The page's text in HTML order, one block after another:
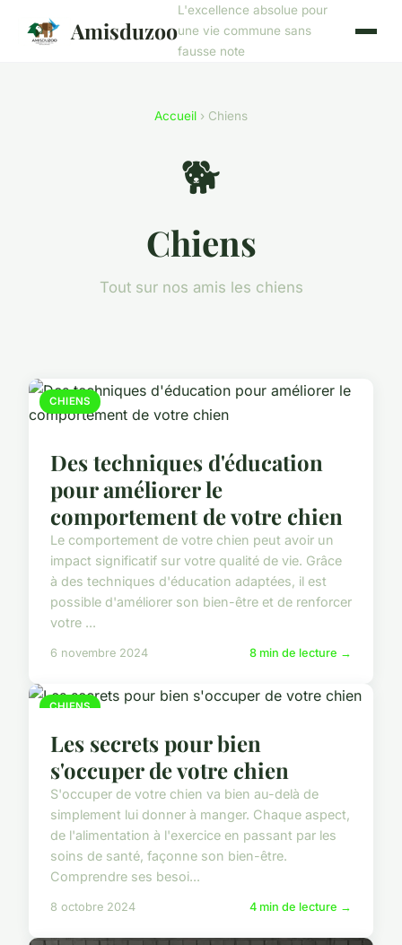
Amisduzoo
L'excellence absolue pour
une vie commune sans
fausse note
Accueil › Chiens
🐕
Chiens
Tout sur nos amis les chiens
CHIENS
Des techniques d'éducation
pour améliorer le
comportement de votre chien
Le comportement de votre chien peut avoir un
impact significatif sur votre qualité de vie. Grâce
à des techniques d'éducation adaptées, il est
possible d'améliorer son bien-être et de renforcer
votre ...
6 novembre 2024 8 min de lecture →
CHIENS
Les secrets pour bien
s'occuper de votre chien
S'occuper de votre chien va bien au-delà de
simplement lui donner à manger. Chaque aspect,
de l'alimentation à l'exercice en passant par les
soins de santé, façonne son bien-être.
Comprendre ses besoi...
8 octobre 2024 4 min de lecture →